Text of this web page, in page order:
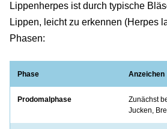
Lippenherpes ist durch typische
Lippen, leicht zu erkennen (Herpes
Phasen:
Phase Anzeichen
Prodomalphase
Zunächst
Jucken,